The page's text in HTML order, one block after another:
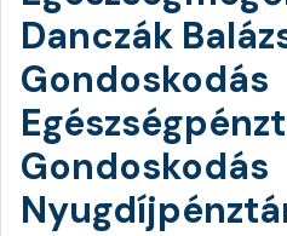
Danczák
Gondoskodás
Gondoskodás